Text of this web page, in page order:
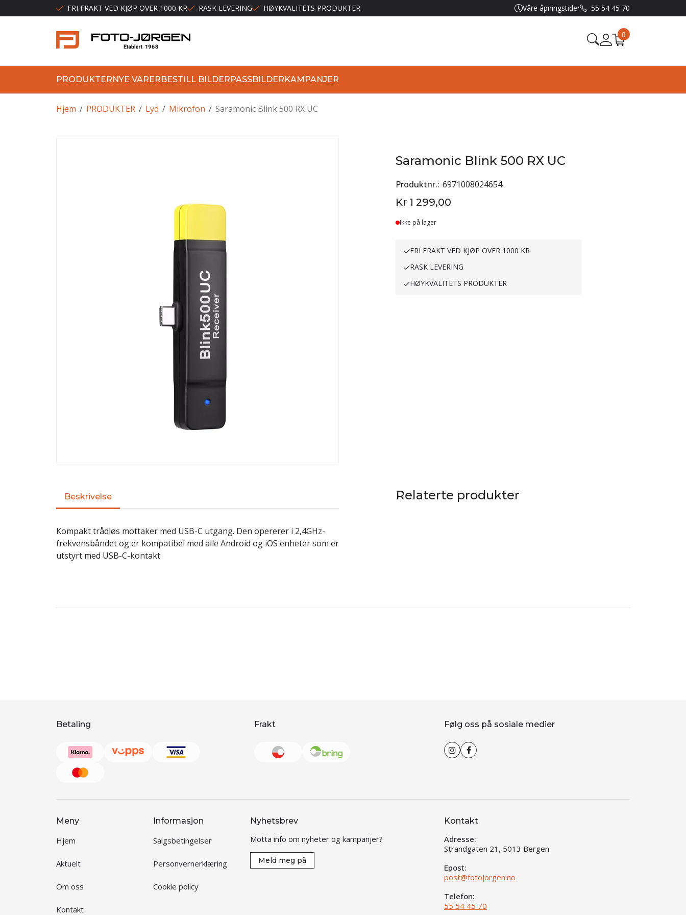
FRI FRAKT VED KJØP OVER 1000 KR RASK LEVERING HØYKVALITETS PRODUKTER Våre åpningstider 55 54 45 70
0
PRODUKTERNYE VARERBESTILL BILDERPASSBILDERKAMPANJER
/
Hjem /
PRODUKTER /
Lyd /
Mikrofon Saramonic Blink 500 RX UC
Saramonic Blink 500 RX UC
Produktnr. 6971008024654
Kr 1 299,00
Ikke på lager
FRI FRAKT VED KJØP OVER 1000 KR
RASK LEVERING
HØYKVALITETS PRODUKTER
Beskrivelse
Kompakt trådløs mottaker med USB-C utgang. Den opererer i 2,4GHz-
frekvensbåndet og er kompatibel med alle Android og iOS enheter som er
utstyrt med USB-C-kontakt.
Relaterte produkter
Betaling Frakt Følg oss på sosiale medier
Meny
Hjem
Aktuelt
Om oss
Kontakt
Informasjon
Salgsbetingelser
Personvernerklæring
Cookie policy
Nyhetsbrev
Motta info om nyheter og kampanjer?
Meld meg på
Kontakt
Adresse:
Strandgaten 21, 5013 Bergen
Epost:
post@fotojorgen.no
Telefon:
55 54 45 70